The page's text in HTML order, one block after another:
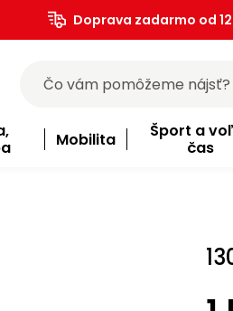
Doprava zadarmo od
Mobilita
Šport a
čas